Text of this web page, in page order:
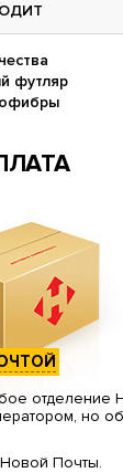
футляр
отделение
но
Почты.